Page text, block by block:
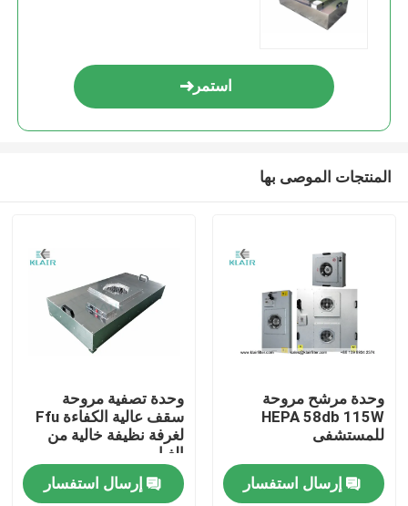
الصفحة الرئيسية
استمر
المنتجات الموصى بها
وحدة مرشح مروحة
HEPA 58db 115W
للمستشفى
إرسال استفسار
وحدة تصفية مروحة
سقف عالية الكفاءة Ffu
لغرفة نظيفة خالية من
الغبار
إرسال استفسار